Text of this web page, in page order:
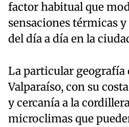
factor habitual que
sensaciones térmicas
del día a día en la
La particular geografía
Valparaíso, con su
y cercanía a la
microclimas que